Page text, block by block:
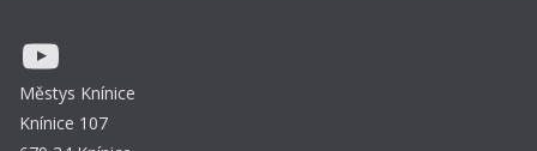
YouTube
Městys Knínice
Knínice 107